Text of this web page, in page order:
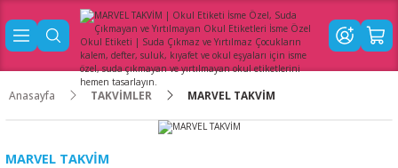
Anasayfa TAKVİMLER MARVEL TAKVİM
MARVEL TAKVİM